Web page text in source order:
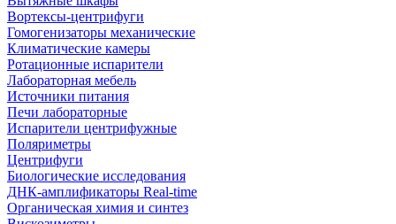
Вортексы-центрифуги
Гомогенизаторы механические
Климатические камеры
Ротационные испарители
Лабораторная мебель
Источники питания
Печи лабораторные
Испарители центрифужные
Поляриметры
Центрифуги
Биологические исследования
ДНК-амплификаторы Real-time
Органическая химия и синтез